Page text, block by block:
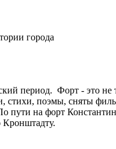
города
период. Форт - это не
поэмы, сняты
пути на форт
Кронштадту.